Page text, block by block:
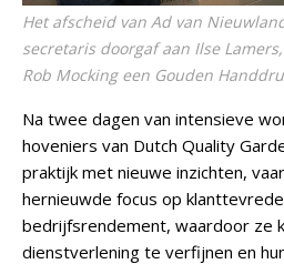
Het afscheid van Ad van
secretaris doorgaf aan Ilse
Rob Mocking een Gouden
Na twee dagen van intensieve
hoveniers van Dutch Quality
praktijk met nieuwe inzichten,
hernieuwde focus op
bedrijfsrendement, waardoor ze
dienstverlening te verfijnen en